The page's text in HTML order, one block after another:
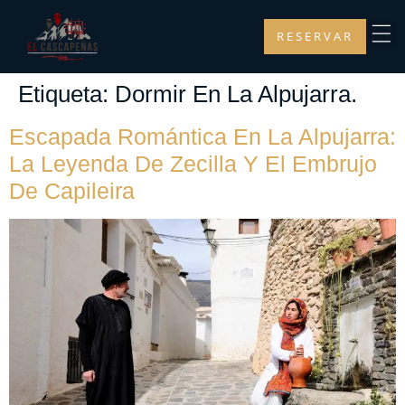
RESERVAR
Etiqueta: Dormir En La Alpujarra.
Escapada Romántica En La Alpujarra:
La Leyenda De Zecilla Y El Embrujo
De Capileira